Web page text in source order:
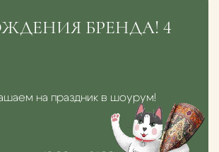
БРЕНДА! 4
на праздник в шоурум!